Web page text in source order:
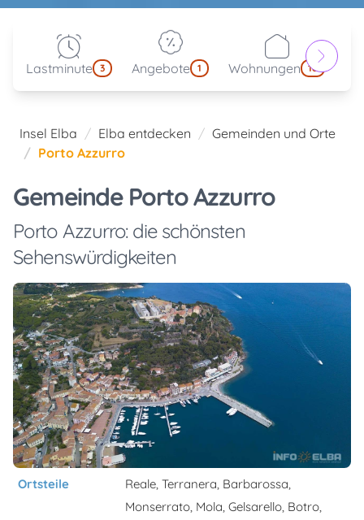
Lastminute 3 Angebote 1 Wohnungen 18
Insel Elba Elba entdecken
Gemeinden und Orte
Porto Azzurro
Gemeinde Porto Azzurro
Porto Azzurro: die schönsten
Sehenswürdigkeiten
Ortsteile
Reale, Terranera, Barbarossa,
Monserrato, Mola, Gelsarello, Botro,